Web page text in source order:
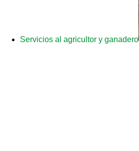
Servicios al agricultor y ganadero